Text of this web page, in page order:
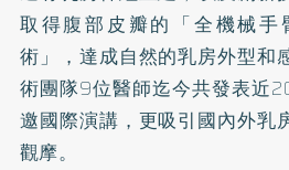
取得腹部皮瓣的「全機械
術」，達成自然的乳房外型和
術團隊9位醫師迄今共發表近
邀國際演講，更吸引國內外乳
觀摩。